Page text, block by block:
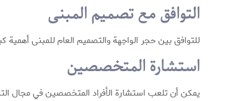
التوافق مع تصميم المبنى
للتوافق بين حجر الواجهة والتصميم العام للمبنى
استشارة المتخصصين
يمكن أن تلعب استشارة الأفراد المتخصصين في مجال